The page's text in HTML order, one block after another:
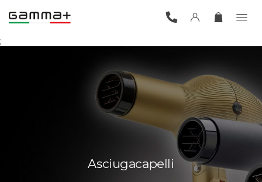
;
Asciugacapelli